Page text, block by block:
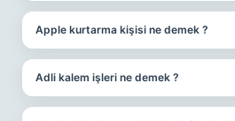
Apple kurtarma kişisi ne demek ?
Adli kalem işleri ne demek ?